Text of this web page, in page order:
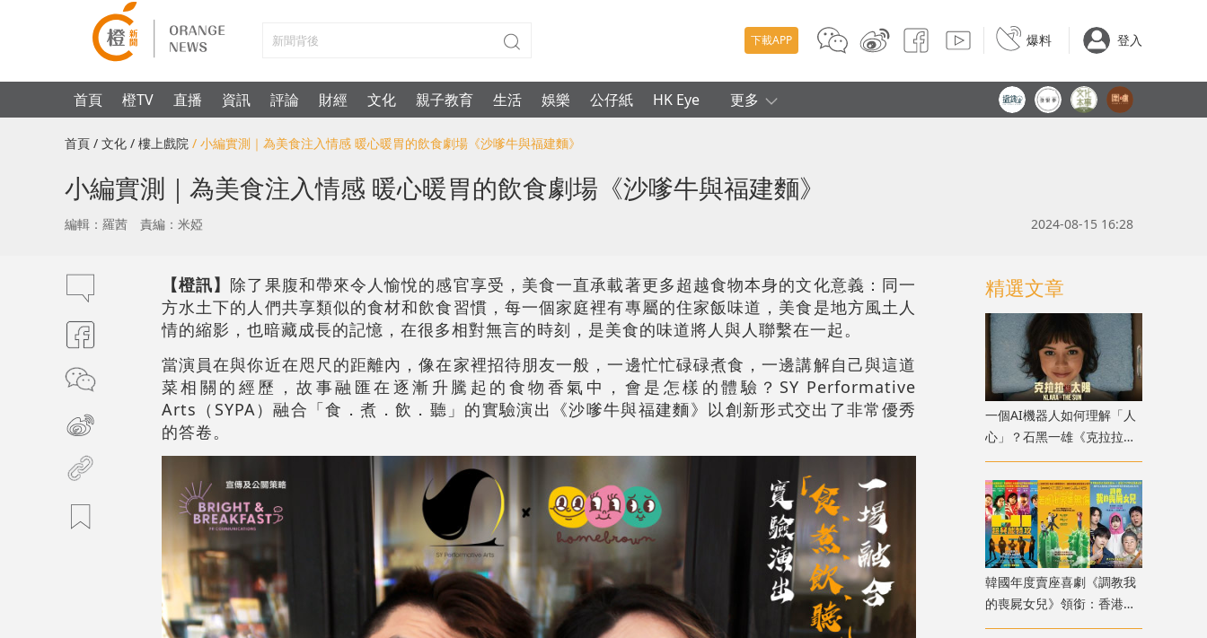
下載APP 爆料 登入
首頁 橙TV 直播 資訊 評論 財經 文化 親子教育 生活 娛樂 公仔紙 HK Eye 更多
首頁 / 文化 / 樓上戲院 / 小編實測｜為美食注入情感 暖心暖胃的飲食劇場《沙嗲牛與福建麵》
小編實測｜為美食注入情感 暖心暖胃的飲食劇場《沙嗲牛與福建麵》
編輯：羅茜 責編：米婭 2024-08-15 16:28
【橙訊】 除了果腹和帶來令人愉悅的感官享受，美食一直承載著更多超越食物本身的文化意義：同一
方水土下的人們共享類似的食材和飲食習慣，每一個家庭裡有專屬的住家飯味道，美食是地方風土人
情的縮影，也暗藏成長的記憶，在很多相對無言的時刻，是美食的味道將人與人聯繫在一起。
當演員在與你近在咫尺的距離內，像在家裡招待朋友一般，一邊忙忙碌碌煮食，一邊講解自己與這道
菜相關的經歷，故事融匯在逐漸升騰起的食物香氣中，會是怎樣的體驗？SY Performative
Arts（SYPA）融合「食．煮．飲．聽」的實驗演出《沙嗲牛與福建麵》以創新形式交出了非常優秀
的答卷。
精選文章
一個AI機器人如何理解「人
心」？石黑一雄《克拉拉與
太陽》改編電影十月上映
韓國年度賣座喜劇《調教我
的喪屍女兒》領銜：香港韓
國電影週8月放映